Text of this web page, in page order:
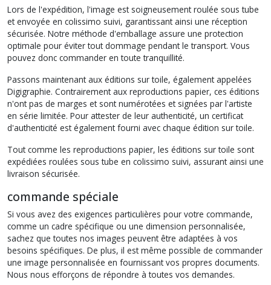
Lors de l'expédition, l'image est soigneusement roulée sous tube
et envoyée en colissimo suivi, garantissant ainsi une réception
sécurisée. Notre méthode d'emballage assure une protection
optimale pour éviter tout dommage pendant le transport. Vous
pouvez donc commander en toute tranquillité.
Passons maintenant aux éditions sur toile, également appelées
Digigraphie. Contrairement aux reproductions papier, ces éditions
n'ont pas de marges et sont numérotées et signées par l'artiste
en série limitée. Pour attester de leur authenticité, un certificat
d'authenticité est également fourni avec chaque édition sur toile.
Tout comme les reproductions papier, les éditions sur toile sont
expédiées roulées sous tube en colissimo suivi, assurant ainsi une
livraison sécurisée.
commande spéciale
Si vous avez des exigences particulières pour votre commande,
comme un cadre spécifique ou une dimension personnalisée,
sachez que toutes nos images peuvent être adaptées à vos
besoins spécifiques. De plus, il est même possible de commander
une image personnalisée en fournissant vos propres documents.
Nous nous efforçons de répondre à toutes vos demandes.